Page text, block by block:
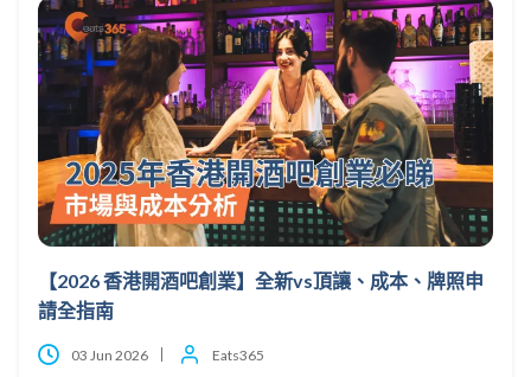
【2026 香港開酒吧創業】全新vs頂讓、成本、牌照申
請全指南
03 Jun 2026 Eats365